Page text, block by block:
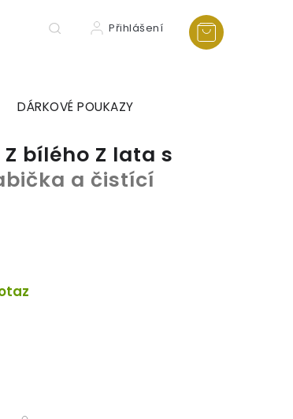
Přihlášení
DÁRKOVÉ POUKAZY
bílého Z lata s
a čistící